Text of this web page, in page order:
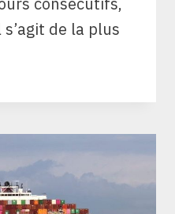
de la plus